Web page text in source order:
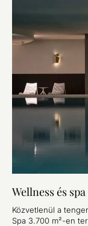
Wellness és spa
Közvetlenül a
Spa 3.700 m²-en